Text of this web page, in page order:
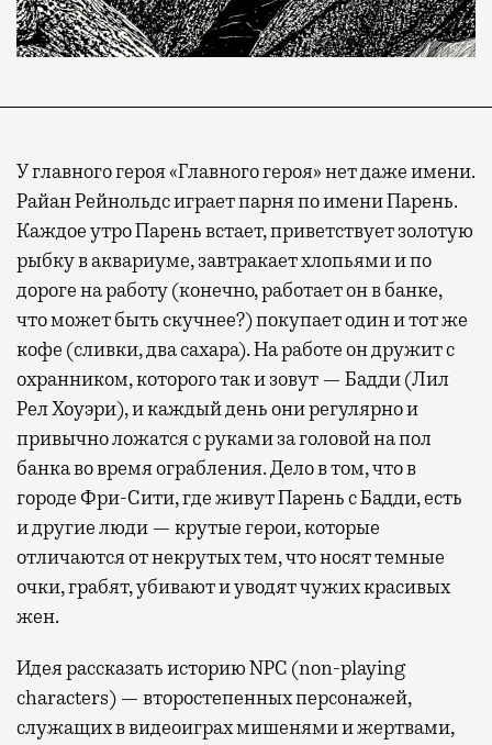
У главного героя «Главного героя» нет даже имени.
Райан Рейнольдс играет парня по имени Парень.
Каждое утро Парень встает, приветствует золотую
рыбку в аквариуме, завтракает хлопьями и по
дороге на работу (конечно, работает он в банке,
что может быть скучнее?) покупает один и тот же
кофе (сливки, два сахара). На работе он дружит с
охранником, которого так и зовут — Бадди (Лил
Рел Хоуэри), и каждый день они регулярно и
привычно ложатся с руками за головой на пол
банка во время ограбления. Дело в том, что в
городе Фри-Сити, где живут Парень с Бадди, есть
и другие люди — крутые герои, которые
отличаются от некрутых тем, что носят темные
очки, грабят, убивают и уводят чужих красивых
жен.
Идея рассказать историю NPC (non-playing
characters) — второстепенных персонажей,
служащих в видеоиграх мишенями и жертвами,